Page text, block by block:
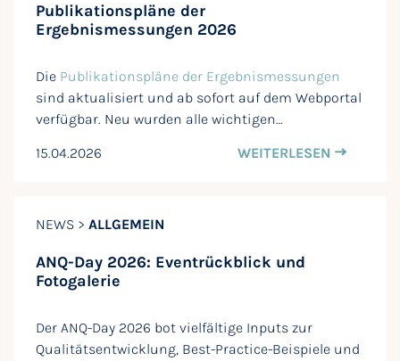
Publikationspläne der
Ergebnismessungen 2026
Die Publikationspläne der Ergebnismessungen
sind aktualisiert und ab sofort auf dem Webportal
verfügbar. Neu wurden alle wichtigen…
15.04.2026
WEITERLESEN
NEWS > ALLGEMEIN
ANQ-Day 2026: Eventrückblick und
Fotogalerie
Der ANQ-Day 2026 bot vielfältige Inputs zur
Qualitätsentwicklung, Best-Practice-Beispiele und